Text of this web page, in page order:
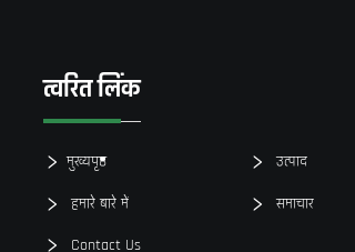
त्वरित लिंक
मुख्यपृष्ठ उत्पाद
हमारे बारे में समाचार
Contact Us